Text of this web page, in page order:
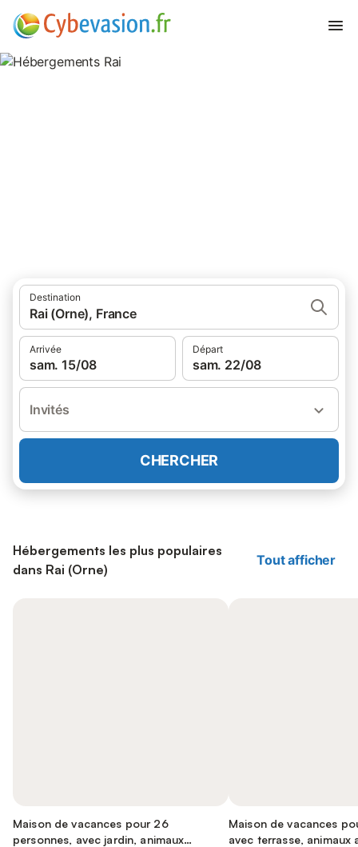
Destination
Rai (Orne), France
Arrivée
sam. 15/08
Départ
sam. 22/08
Invités
CHERCHER
Hébergements les plus populaires
dans Rai (Orne)
Tout afficher
Maison de vacances pour 26
personnes, avec jardin, animaux
Maison de vacances
avec terrasse, animaux